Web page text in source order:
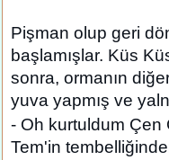
Pişman olup geri
başlamışlar. Küs
sonra, ormanın
yuva yapmış ve
- Oh kurtuldum Çen
Tem'in